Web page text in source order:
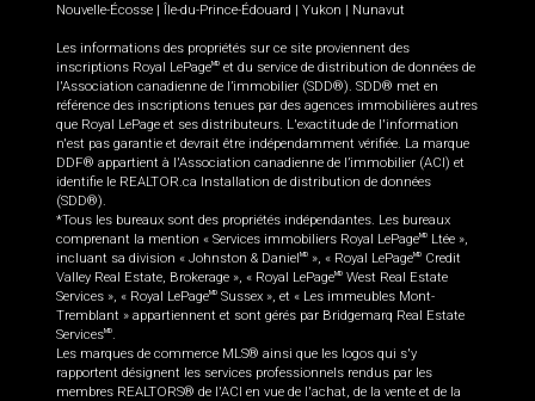
Nouvelle-Écosse | Île-du-Prince-Édouard | Yukon | Nunavut
Les informations des propriétés sur ce site proviennent des
inscriptions Royal LePageMD et du service de distribution de données de
l'Association canadienne de l’immobilier (SDD®). SDD® met en
référence des inscriptions tenues par des agences immobilières autres
que Royal LePage et ses distributeurs. L'exactitude de l'information
n'est pas garantie et devrait être indépendamment vérifiée. La marque
DDF® appartient à l'Association canadienne de l’immobilier (ACI) et
identifie le REALTOR.ca Installation de distribution de données
(SDD®).
*Tous les bureaux sont des propriétés indépendantes. Les bureaux
comprenant la mention « Services immobiliers Royal LePageMD
Ltée »,
incluant sa division « Johnston & DanielMD », « Royal LePageMD
Credit
Valley Real Estate, Brokerage », « Royal LePageMD West Real Estate
Services », « Royal LePageMD Sussex », et « Les immeubles Mont-
Tremblant » appartiennent et sont gérés par Bridgemarq Real Estate
ServicesMD.
Les marques de commerce MLS® ainsi que les logos qui s'y
rapportent désignent les services professionnels rendus par les
membres REALTORS® de l'ACI en vue de l'achat, de la vente et de la